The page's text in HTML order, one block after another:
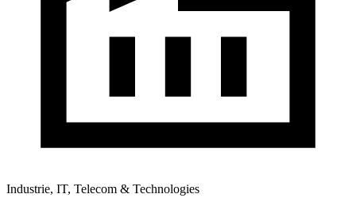
Industrie, IT, Telecom & Technologies